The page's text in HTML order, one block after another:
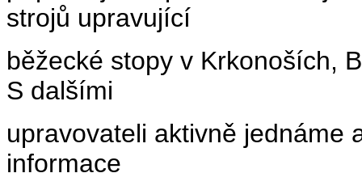
strojů upravující
běžecké stopy v Krkonoších,
S dalšími
upravovateli aktivně jednáme
informace